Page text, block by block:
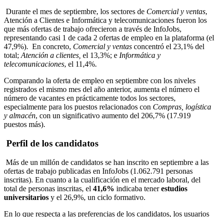
Durante el mes de septiembre, los sectores de Comercial y ventas,
Atención a Clientes e Informática y telecomunicaciones fueron los
que más ofertas de trabajo ofrecieron a través de InfoJobs,
representando casi 1 de cada 2 ofertas de empleo en la plataforma (el
47,9%). En concreto, Comercial y ventas concentró el 23,1% del
total; Atención a clientes, el 13,3%; e Informática y
telecomunicaciones, el 11,4%.
Comparando la oferta de empleo en septiembre con los niveles
registrados el mismo mes del año anterior, aumenta el número el
número de vacantes en prácticamente todos los sectores,
especialmente para los puestos relacionados con Compras, logística
y almacén, con un significativo aumento del 206,7% (17.919
puestos más).
Perfil de los candidatos
Más de un millón de candidatos se han inscrito en septiembre a las
ofertas de trabajo publicadas en InfoJobs (1.062.791 personas
inscritas). En cuanto a la cualificación en el mercado laboral, del
total de personas inscritas, el 41,6% indicaba tenerestudios
universitarios y el 26,9%, un ciclo formativo.
En lo que respecta a las preferencias de los candidatos, los usuarios